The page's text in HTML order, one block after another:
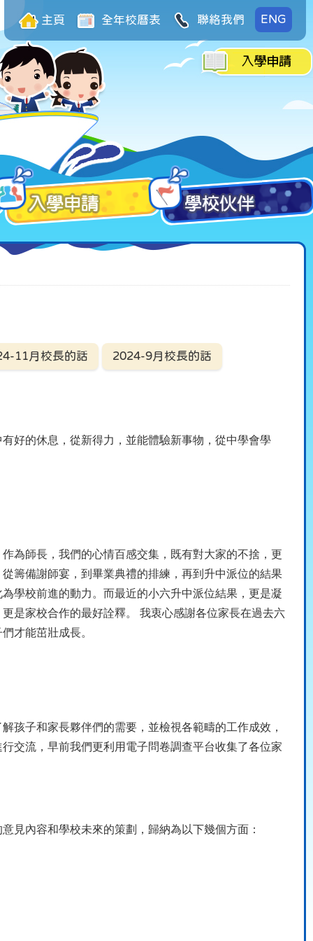
主頁 全年校曆表 聯絡我們 ENG
11月校長的話 2024-9月校長的話
有好的休息，從新得力，並能體驗新事物，從中學會學
為師長，我們的心情百感交集，既有對大家的不捨，更
籌備謝師宴，到畢業典禮的排練，再到升中派位的結果
學校前進的動力。而最近的小六升中派位結果，更是凝
是家校合作的最好詮釋。 我衷心感謝各位家長在過去六
才能茁壯成長。
孩子和家長夥伴們的需要，並檢視各範疇的工作成效，
交流，早前我們更利用電子問卷調查平台收集了各位家
見內容和學校未來的策劃，歸納為以下幾個方面：